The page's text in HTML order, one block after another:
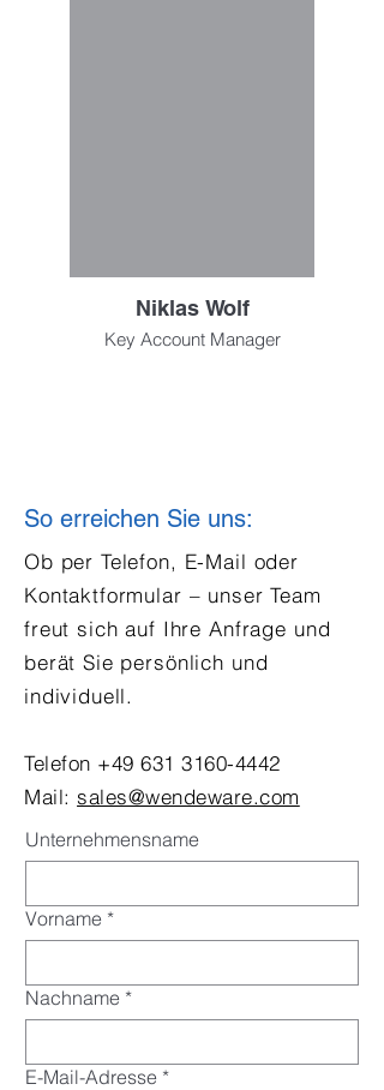
Niklas Wolf
Key Account Manager
So erreichen Sie uns:
Ob per Telefon, E-Mail oder
Kontaktformular – unser Team
freut sich auf Ihre Anfrage und
berät Sie persönlich und
individuell.
Telefon +49 631 3160-4442
Mail:sales@wendeware.com
Unternehmensname
Vorname *
Nachname *
E-Mail-Adresse *